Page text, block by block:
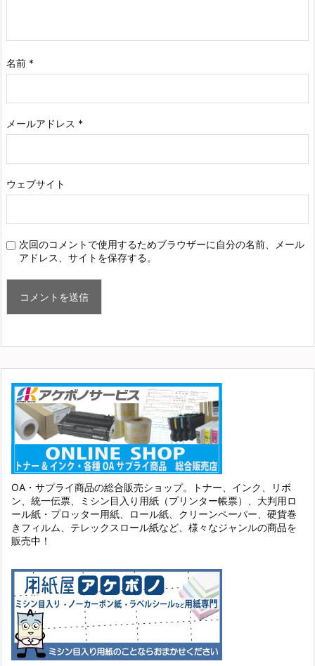
名前 *
メールアドレス *
ウェブサイト
次回のコメントで使用するためブラウザーに自分の名前、メール
アドレス、サイトを保存する。
OA・サプライ商品の総合販売ショップ。トナー、インク、リボ
ン、統一伝票、ミシン目入り用紙（プリンター帳票）、大判用ロ
ール紙・プロッター用紙、ロール紙、クリーンペーパー、硬貨巻
きフィルム、テレックスロール紙など、様々なジャンルの商品を
販売中！